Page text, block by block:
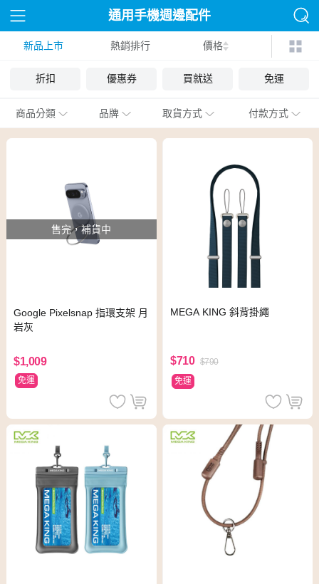
通用手機週邊配件
新品上市 熱銷排行 價格
折扣 優惠券 買就送 免運
商品分類 品牌 取貨方式 付款方式
售完，補貨中
Google Pixelsnap 指環支架 月
岩灰
$1,009
免運
MEGA KING 斜背掛繩
$710 $790
免運